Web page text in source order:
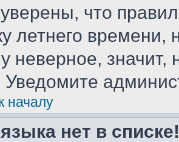
что
летнего
неверное, значит,
Уведомите
началу
нет в списке!